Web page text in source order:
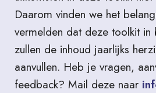
Daarom vinden we het
vermelden dat deze toolkit in
zullen de inhoud jaarlijks
aanvullen. Heb je vragen,
feedback? Mail deze naar